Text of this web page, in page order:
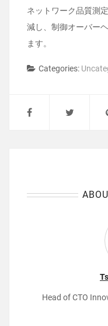
ネットワーク品質測
減し、制御オーバー
ます。
Categories:
Head of CTO